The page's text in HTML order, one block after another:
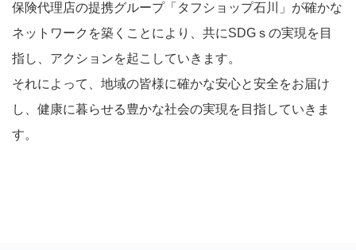
保険代理店の提携グループ「タフショップ石川」が確かな
ネットワークを築くことにより、共にSDGｓの実現を目
指し、アクションを起こしていきます。
それによって、地域の皆様に確かな安心と安全をお届け
し、健康に暮らせる豊かな社会の実現を目指していきま
す。